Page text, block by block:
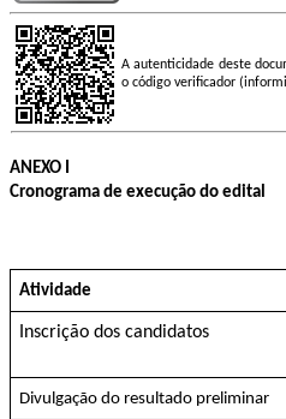
A autenticidade deste
o código verificador
ANEXO I
Cronograma de execução do edital
Atividade
Inscrição dos candidatos
Divulgação do resultado preliminar